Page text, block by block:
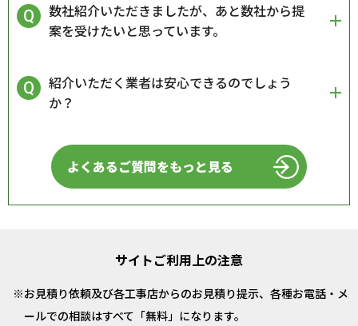
数社紹介いただきましたが、あと数社から提
案を受けたいと思っています。
紹介いただく業者は安心できるのでしょう
か？
よくあるご質問をもっと見る
サイトご利用上の注意
お見積り依頼及び各工事店からのお見積り提示、各種お電話・メ
ールでの相談はすべて「無料」になります。